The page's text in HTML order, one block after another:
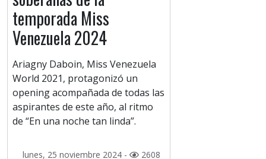
temporada Miss
Venezuela 2024
Ariagny Daboin, Miss Venezuela
World 2021, protagonizó un
opening acompañada de todas las
aspirantes de este año, al ritmo
de “En una noche tan linda”.
lunes, 25 noviembre 2024 - 2608